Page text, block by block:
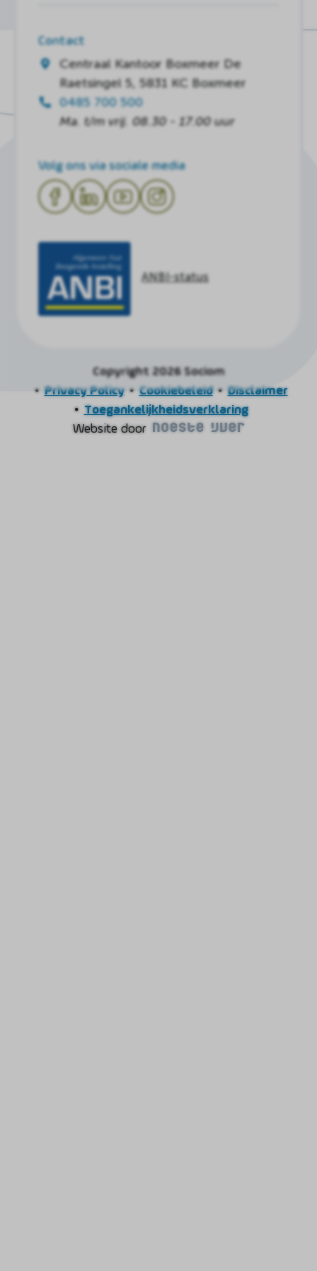
Contact
Centraal Kantoor Boxmeer De
Raetsingel 5, 5831 KC Boxmeer
0485 700 500
Ma. t/m vrij. 08.30 - 17.00 uur
Volg ons via sociale media
ANBI-status
Copyright 2026 Sociom
Privacy Policy
Cookiebeleid
Disclaimer
Toegankelijkheidsverklaring
Website door